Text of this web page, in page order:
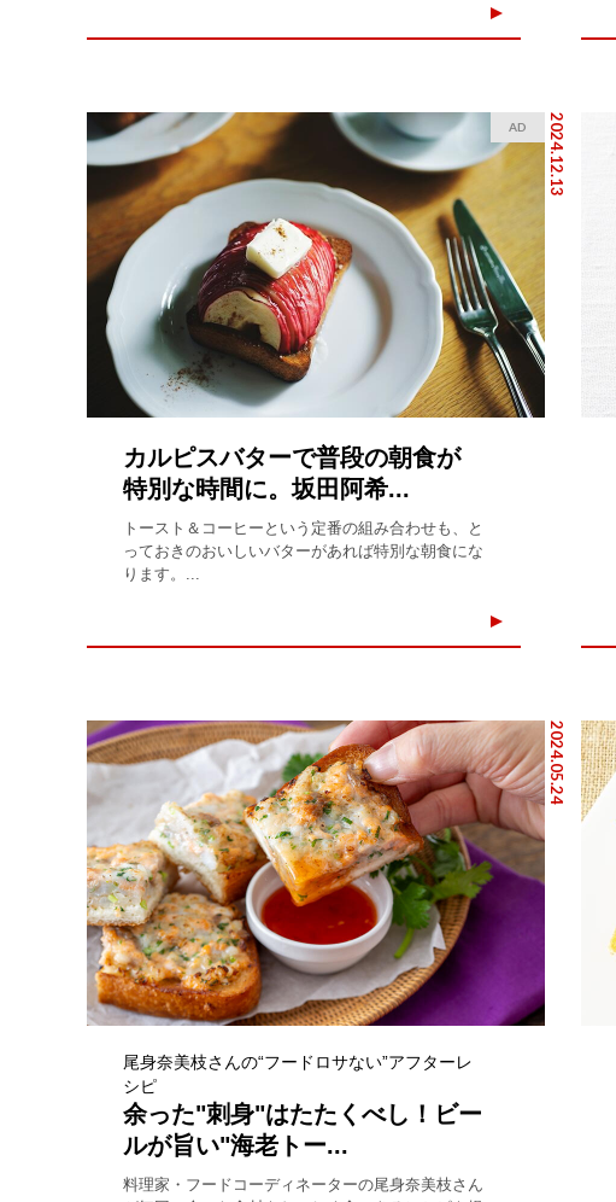
2024.12.13
AD
カルピスバターで普段の朝食が
特別な時間に。坂田阿希...
トースト＆コーヒーという定番の組み合わせも、と
っておきのおいしいバターがあれば特別な朝食にな
ります。...
2024.05.24
尾身奈美枝さんの“フードロサない”アフターレ
シピ
余った"刺身"はたたくべし！ビー
ルが旨い"海老トー...
料理家・フードコーディネーターの尾身奈美枝さん